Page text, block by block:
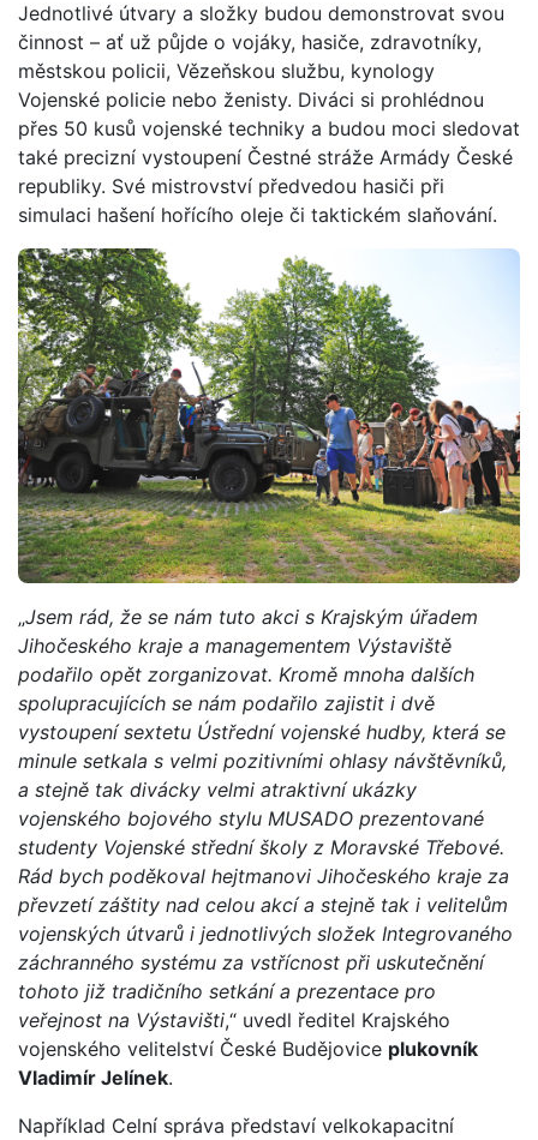
Jednotlivé útvary a složky budou demonstrovat svou
činnost – ať už půjde o vojáky, hasiče, zdravotníky,
městskou policii, Vězeňskou službu, kynology
Vojenské policie nebo ženisty. Diváci si prohlédnou
přes 50 kusů vojenské techniky a budou moci sledovat
také precizní vystoupení Čestné stráže Armády České
republiky. Své mistrovství předvedou hasiči při
simulaci hašení hořícího oleje či taktickém slaňování.
„Jsem rád, že se nám tuto akci s Krajským úřadem
Jihočeského kraje a managementem Výstaviště
podařilo opět zorganizovat. Kromě mnoha dalších
spolupracujících se nám podařilo zajistit i dvě
vystoupení sextetu Ústřední vojenské hudby, která se
minule setkala s velmi pozitivními ohlasy návštěvníků,
a stejně tak divácky velmi atraktivní ukázky
vojenského bojového stylu MUSADO prezentované
studenty Vojenské střední školy z Moravské Třebové.
Rád bych poděkoval hejtmanovi Jihočeského kraje za
převzetí záštity nad celou akcí a stejně tak i velitelům
vojenských útvarů i jednotlivých složek Integrovaného
záchranného systému za vstřícnost při uskutečnění
tohoto již tradičního setkání a prezentace pro
veřejnost na Výstavišti,“ uvedl ředitel Krajského
vojenského velitelství České Budějovice plukovník
Vladimír Jelínek.
Například Celní správa představí velkokapacitní